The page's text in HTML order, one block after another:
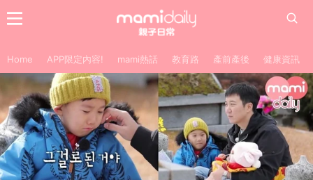
Home APP限定內容! mami熱話 教育路 產前產後 健康資訊